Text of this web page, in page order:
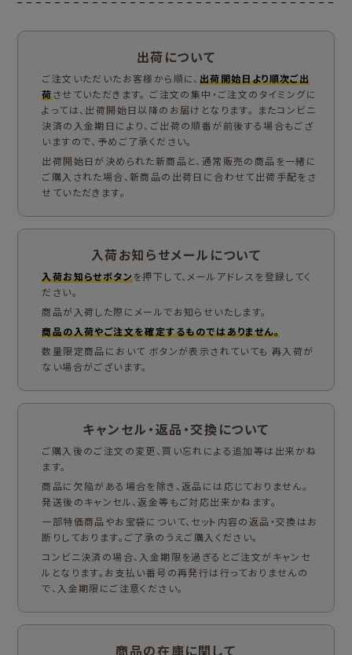
出荷について
ご注文いただいたお客様から順に、 出荷開始日より順次ご出
荷させていただきます。 ご注文の集中・ご注文のタイミングに
よっては、出荷開始日以降のお届けとなります。 またコンビニ
決済の入金期日により、ご出荷の順番が前後する場合もござ
いますので、予めご了承ください。
出荷開始日が決められた新商品と、通常販売の商品を一緒に
ご購入された場合、新商品の出荷日に合わせて出荷手配をさ
せていただきます。
入荷お知らせメールについて
入荷お知らせボタンを押下して、メールアドレスを登録してく
ださい。
商品が入荷した際にメールでお知らせいたします。
商品の入荷やご注文を確定するものではありません。
数量限定商品において ボタンが表示されていても 再入荷が
ない場合がございます。
キャンセル・返品・交換について
ご購入後のご注文の変更、買い忘れによる追加等は出来かね
ます。
商品に欠陥がある場合を除き、返品には応じておりません。
発送後のキャンセル、返金等もご対応出来かねます。
一部特価商品やお宝袋について、セット内容の返品・交換はお
断りしております。ご了承のうえご購入ください。
コンビニ決済の場合、入金期限を過ぎるとご注文がキャンセ
ルとなります。お支払い番号の再発行は行っておりませんの
で、入金期限にご注意ください。
商品の在庫に関して